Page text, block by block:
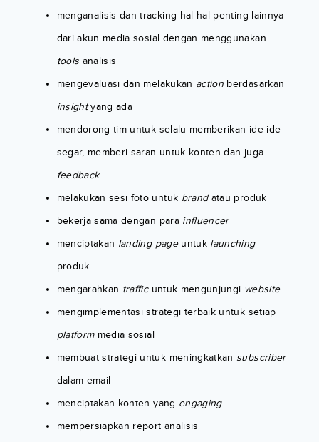
menganalisis dan tracking hal-hal penting lainnya
dari akun media sosial dengan menggunakan
tools analisis
mengevaluasi dan melakukan action berdasarkan
insightyang ada
mendorong tim untuk selalu memberikan ide-ide
segar, memberi saran untuk konten dan juga
feedback
melakukan sesi foto untuk brandatau produk
bekerja sama dengan para influencer
menciptakan landing pageuntuk launching
produk
mengarahkan trafficuntuk mengunjungi website
mengimplementasi strategi terbaik untuk setiap
platformmedia sosial
membuat strategi untuk meningkatkan subscriber
dalam email
menciptakan konten yang engaging
mempersiapkan report analisis